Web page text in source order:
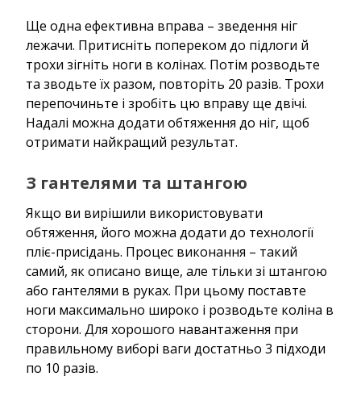
Ще одна ефективна вправа – зведення ніг
лежачи. Притисніть попереком до підлоги й
трохи зігніть ноги в колінах. Потім розводьте
та зводьте їх разом, повторіть 20 разів. Трохи
перепочиньте і зробіть цю вправу ще двічі.
Надалі можна додати обтяження до ніг, щоб
отримати найкращий результат.
З гантелями та штангою
Якщо ви вирішили використовувати
обтяження, його можна додати до технології
пліє-присідань. Процес виконання – такий
самий, як описано вище, але тільки зі штангою
або гантелями в руках. При цьому поставте
ноги максимально широко і розводьте коліна в
сторони. Для хорошого навантаження при
правильному виборі ваги достатньо 3 підходи
по 10 разів.